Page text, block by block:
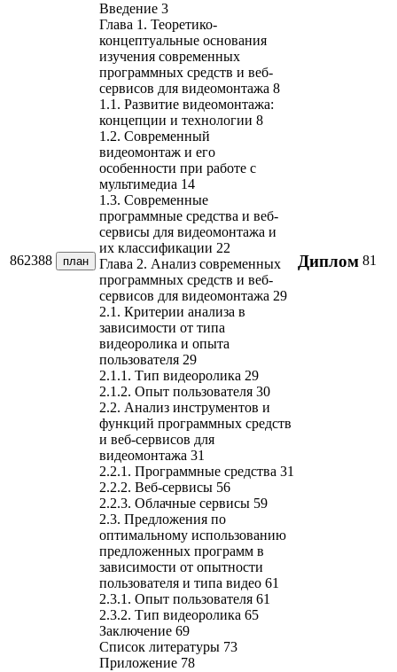
862388 план
Введение 3
Глава 1. Теоретико-
концептуальные основания
изучения современных
программных средств и веб-
сервисов для видеомонтажа 8
1.1. Развитие видеомонтажа:
концепции и технологии 8
1.2. Современный
видеомонтаж и его
особенности при работе с
мультимедиа 14
1.3. Современные
программные средства и веб-
сервисы для видеомонтажа и
их классификации 22
Глава 2. Анализ современных
программных средств и веб-
сервисов для видеомонтажа 29
2.1. Критерии анализа в
зависимости от типа
видеоролика и опыта
пользователя 29
2.1.1. Тип видеоролика 29
2.1.2. Опыт пользователя 30
2.2. Анализ инструментов и
функций программных средств
и веб-сервисов для
видеомонтажа 31
2.2.1. Программные средства 31
2.2.2. Веб-сервисы 56
2.2.3. Облачные сервисы 59
2.3. Предложения по
оптимальному использованию
предложенных программ в
зависимости от опытности
пользователя и типа видео 61
2.3.1. Опыт пользователя 61
2.3.2. Тип видеоролика 65
Заключение 69
Список литературы 73
Приложение 78
Диплом 81